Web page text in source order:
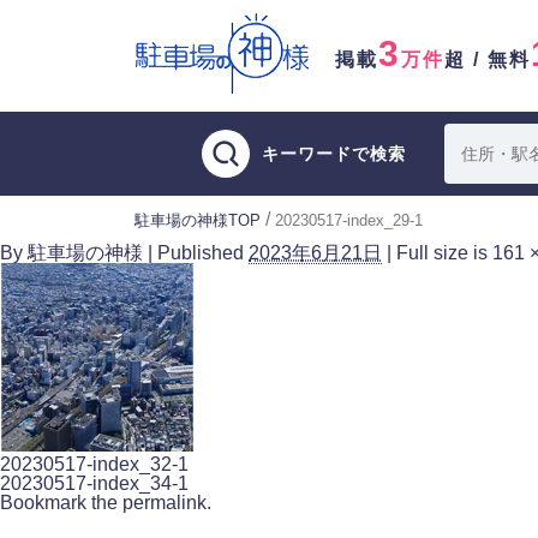
掲載3万件超 / 無料
キーワードで検索
駐車場の神様TOP / 20230517-index_29-1
By 駐車場の神様 Published 2023年6月21日 Full size is 161
20230517-index_32-1
20230517-index_34-1
Bookmark the permalink.